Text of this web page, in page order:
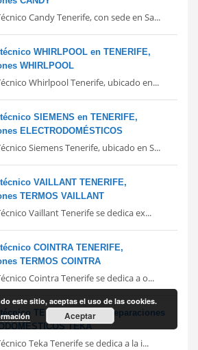
Candy Tenerife, con sede en Sa...
WHIRLPOOL en TENERIFE,
WHIRLPOOL
Whirlpool Tenerife, ubicado en...
SIEMENS en TENERIFE,
ELECTRODOMÉSTICOS
Siemens Tenerife, ubicado en S...
VAILLANT TENERIFE,
TERMOS VAILLANT
Vaillant Tenerife se dedica ex...
COINTRA TENERIFE,
TERMOS COINTRA
Cointra Tenerife se dedica a o...
TEKA TENERIFE, reparaciones
TEKA
Teka Tenerife se dedica a la i...
este sitio, aceptas el uso de las cookies.
Aceptar